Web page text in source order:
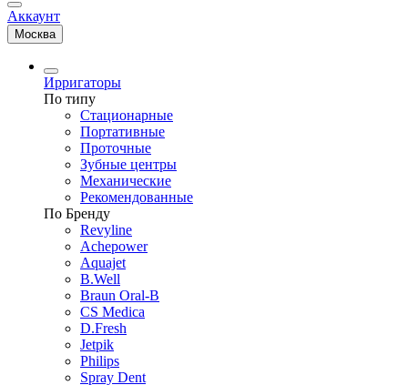
Аккаунт
Москва
Ирригаторы
По типу
Стационарные
Портативные
Проточные
Зубные центры
Механические
Рекомендованные
По Бренду
Revyline
Achepower
Aquajet
B.Well
Braun Oral-B
CS Medica
D.Fresh
Jetpik
Philips
Spray Dent